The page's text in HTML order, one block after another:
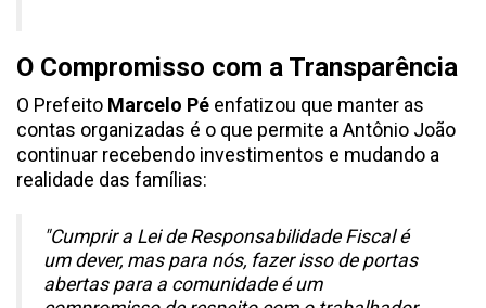
O Compromisso com a Transparência
O Prefeito Marcelo Pé enfatizou que manter as
contas organizadas é o que permite a Antônio João
continuar recebendo investimentos e mudando a
realidade das famílias:
"Cumprir a Lei de Responsabilidade Fiscal é
um dever, mas para nós, fazer isso de portas
abertas para a comunidade é um